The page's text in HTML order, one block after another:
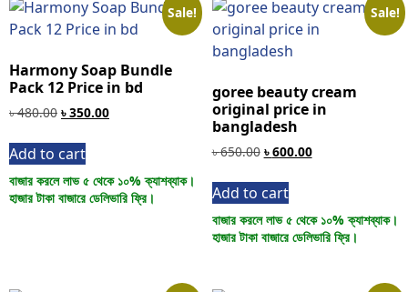
Sale!
Harmony Soap Bundle
Pack 12 Price in bd
৳480.00 ৳350.00
Add to cart
বাজার করলে লাভ ৫ থেকে ১০% ক্যাশব্যাক।
হাজার টাকা বাজারে ডেলিভারি ফ্রি।
Sale!
goree beauty cream
original price in
bangladesh
৳650.00 ৳600.00
Add to cart
বাজার করলে লাভ ৫ থেকে ১০% ক্যাশব্যাক।
হাজার টাকা বাজারে ডেলিভারি ফ্রি।